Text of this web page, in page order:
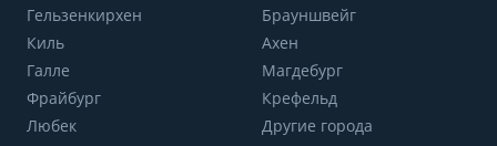
Гельзенкирхен
Брауншвейг
Киль
Ахен
Галле
Магдебург
Фрайбург
Крефельд
Любек
Другие города